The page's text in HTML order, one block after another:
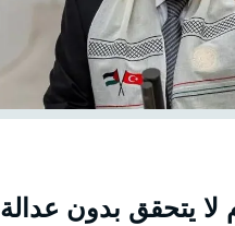
لا يتحقق بدون عدالة